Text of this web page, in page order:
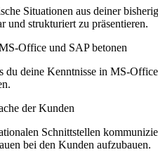
Situationen aus deiner
und strukturiert zu präsentieren.
Office und SAP betonen
du deine Kenntnisse in MS-
der Kunden
Schnittstellen
bei den Kunden aufzubauen.